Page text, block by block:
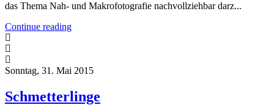
das Thema Nah- und Makrofotografie nachvollziehbar darz...
Continue reading
Sonntag, 31. Mai 2015
Schmetterlinge